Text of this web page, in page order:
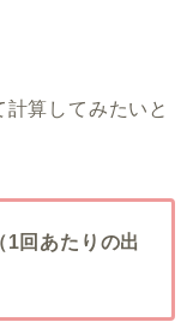
計算してみたいと
回あたりの出